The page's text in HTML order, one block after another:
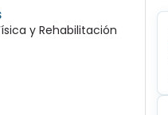
y Rehabilitación